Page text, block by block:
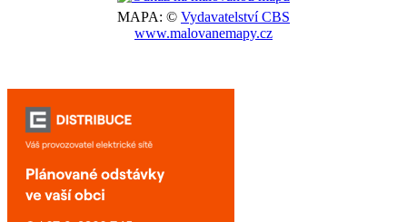
MAPA: © Vydavatelství CBS
www.malovanemapy.cz